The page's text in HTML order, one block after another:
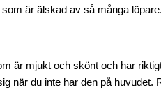
är älskad av så många
är mjukt och skönt och har
när du inte har den på